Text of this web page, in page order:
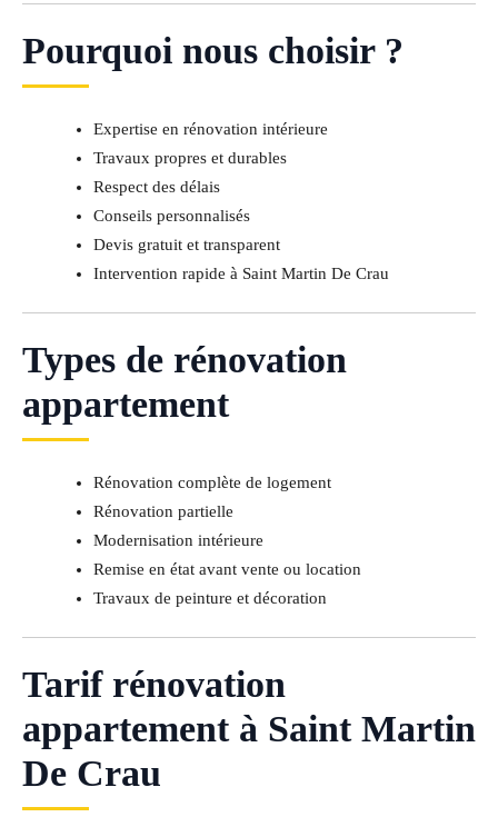
Pourquoi nous choisir ?
Expertise en rénovation intérieure
Travaux propres et durables
Respect des délais
Conseils personnalisés
Devis gratuit et transparent
Intervention rapide à Saint Martin De Crau
Types de rénovation
appartement
Rénovation complète de logement
Rénovation partielle
Modernisation intérieure
Remise en état avant vente ou location
Travaux de peinture et décoration
Tarif rénovation
appartement à Saint Martin
De Crau